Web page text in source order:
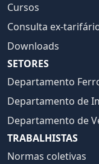
Cursos
Consulta ex-
Downloads
SETORES
Departamento
Departamento de
Departamento de
TRABALHISTAS
Normas coletivas